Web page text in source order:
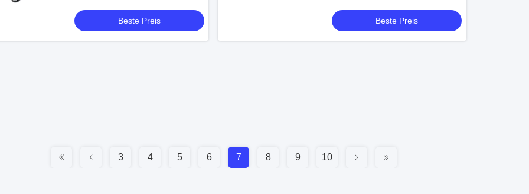
Beste Preis Beste Preis
3 4 5 6 7 8 9 10